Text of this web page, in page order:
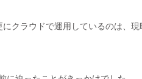
クラウドで運用しているのは、現